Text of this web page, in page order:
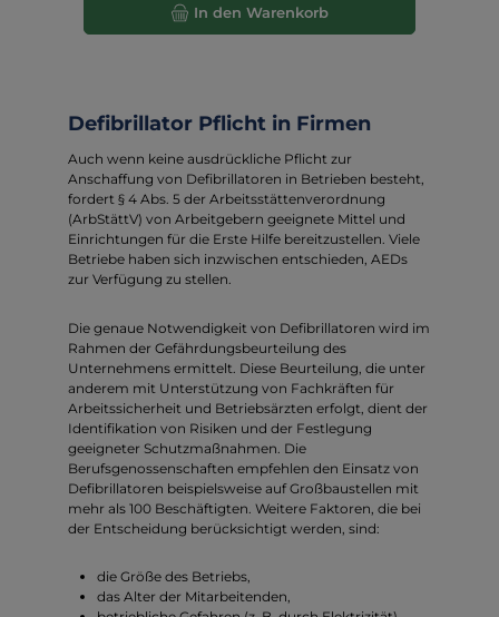
In den Warenkorb
Defibrillator Pflicht in Firmen
Auch wenn keine ausdrückliche Pflicht zur
Anschaffung von Defibrillatoren in Betrieben besteht,
fordert § 4 Abs. 5 der Arbeitsstättenverordnung
(ArbStättV) von Arbeitgebern geeignete Mittel und
Einrichtungen für die Erste Hilfe bereitzustellen. Viele
Betriebe haben sich inzwischen entschieden, AEDs
zur Verfügung zu stellen.
Die genaue Notwendigkeit von Defibrillatoren wird im
Rahmen der Gefährdungsbeurteilung des
Unternehmens ermittelt. Diese Beurteilung, die unter
anderem mit Unterstützung von Fachkräften für
Arbeitssicherheit und Betriebsärzten erfolgt, dient der
Identifikation von Risiken und der Festlegung
geeigneter Schutzmaßnahmen. Die
Berufsgenossenschaften empfehlen den Einsatz von
Defibrillatoren beispielsweise auf Großbaustellen mit
mehr als 100 Beschäftigten. Weitere Faktoren, die bei
der Entscheidung berücksichtigt werden, sind:
die Größe des Betriebs,
das Alter der Mitarbeitenden,